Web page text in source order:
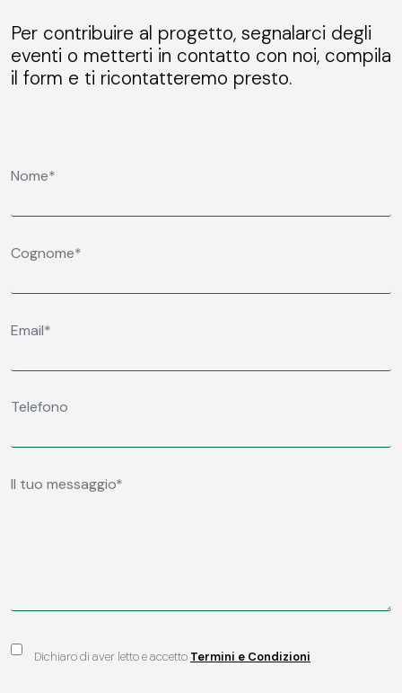
Per contribuire al progetto, segnalarci degli
eventi o metterti in contatto con noi, compila
il form e ti ricontatteremo presto.
Dichiaro di aver letto e accetto Termini e Condizioni